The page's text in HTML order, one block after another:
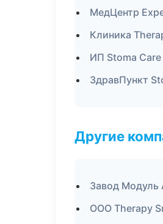
МедЦентр
Клиника
ИП Stoma
ЗдравПункт
Другие
Завод Модуль
ООО Therapy